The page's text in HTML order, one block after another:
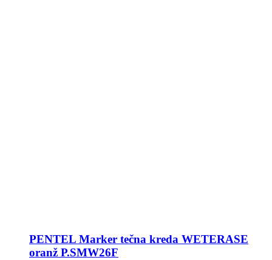
PENTEL Marker tečna kreda WETERASE
oranž P.SMW26F